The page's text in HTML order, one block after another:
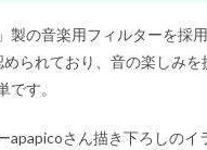
製の音楽用フィルターを採
られており、音の楽しみ
す。
さん描き下ろしの